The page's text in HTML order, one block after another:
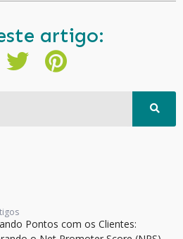
artigo:
Pontos com os Clientes: